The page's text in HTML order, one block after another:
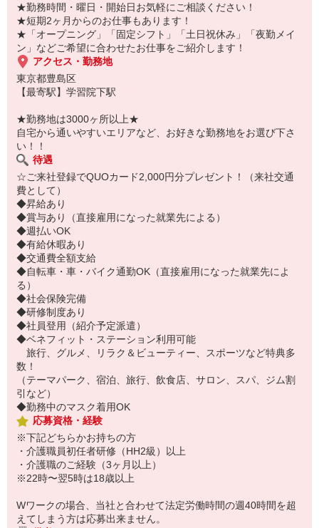
★勤務時間・曜日・開始日お気軽にご相談ください！
★短期2ヶ月からのお仕事もあります！
★「オープニング」「固定シフト」「土日祝休み」「夜勤メイ
ン」などご希望に合わせたお仕事をご紹介します！
アクセス・勤務地
東京都豊島区
【最寄駅】学習院下駅
★勤務地は3000ヶ所以上★
自宅から通いやすいエリアなど、お好きな勤務地をお選び下さ
い！！
待遇
☆ご来社登録でQUOカード2,000円分プレゼント！（来社交通
費として）
◆昇給あり
◆賞与あり（直接雇用になった就業先による）
◆週払いOK
◆有給休暇あり
◆交通費全額支給
◆自転車・車・バイク通勤OK（直接雇用になった就業先によ
る）
◆社会保険完備
◆研修制度あり
◆社員登用（紹介予定派遣）
◆ベネフィット・ステーション利用可能
旅行、グルメ、リラク＆ビューティー、スポーツなど特典多
数！
（テーマパーク、宿泊、旅行、飲食店、サロン、スパ、ジム割
引など）
◆勤務中のマスク着用OK
応募資格・経験
※下記どちらかお持ちの方
・介護職員初任者研修（HH2級）以上
・介護職のご経験（3ヶ月以上）
※22時〜翌5時は18歳以上
Wワークの場合、当社と合わせて法定労働時間の週40時間を超
えてしまう方は応募出来ません。